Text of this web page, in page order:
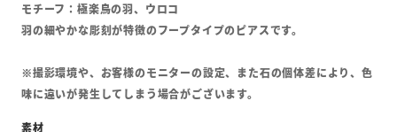
モチーフ：極楽鳥の羽、ウロコ
羽の細やかな彫刻が特徴のフープタイプのピアスです。
※撮影環境や、お客様のモニターの設定、また石の個体差により、色
味に違いが発生してしまう場合がございます。